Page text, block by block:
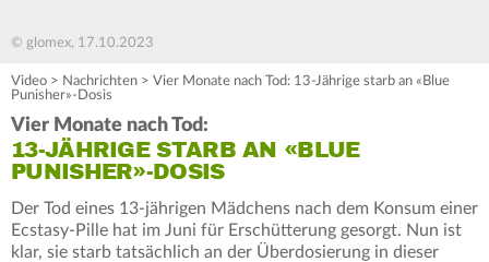
© glomex, 17.10.2023
Video > Nachrichten > Vier Monate nach Tod: 13-Jährige starb an «Blue
Punisher»-Dosis
Vier Monate nach Tod:
13-JÄHRIGE STARB AN «BLUE
PUNISHER»-DOSIS
Der Tod eines 13-jährigen Mädchens nach dem Konsum einer
Ecstasy-Pille hat im Juni für Erschütterung gesorgt. Nun ist
klar, sie starb tatsächlich an der Überdosierung in dieser